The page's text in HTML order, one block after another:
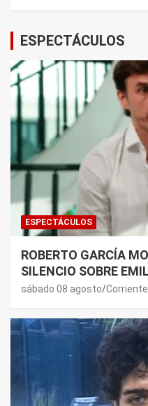
ESPECTÁCULOS
ESPECTÁCULOS
ROBERTO GARCÍA
SILENCIO SOBRE
GALLARDO:
sábado 08 agosto